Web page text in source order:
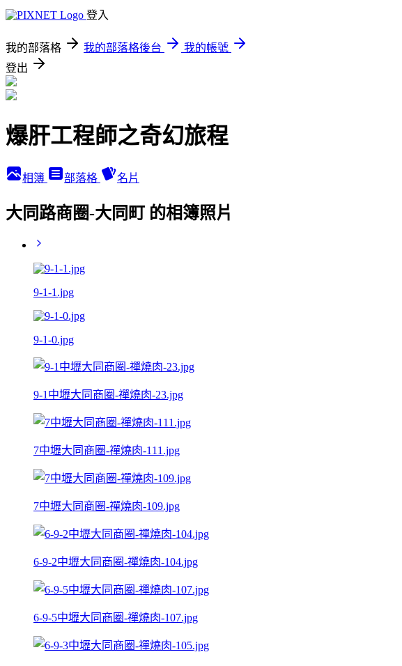
登入
我的部落格 我的部落格後台
我的帳號
登出
爆肝工程師之奇幻旅程
相簿 部落格 名片
大同路商圈-大同町 的相簿照片
9-1-1.jpg
9-1-0.jpg
9-1中壢大同商圈-禪燒肉-23.jpg
7中壢大同商圈-禪燒肉-111.jpg
7中壢大同商圈-禪燒肉-109.jpg
6-9-2中壢大同商圈-禪燒肉-104.jpg
6-9-5中壢大同商圈-禪燒肉-107.jpg